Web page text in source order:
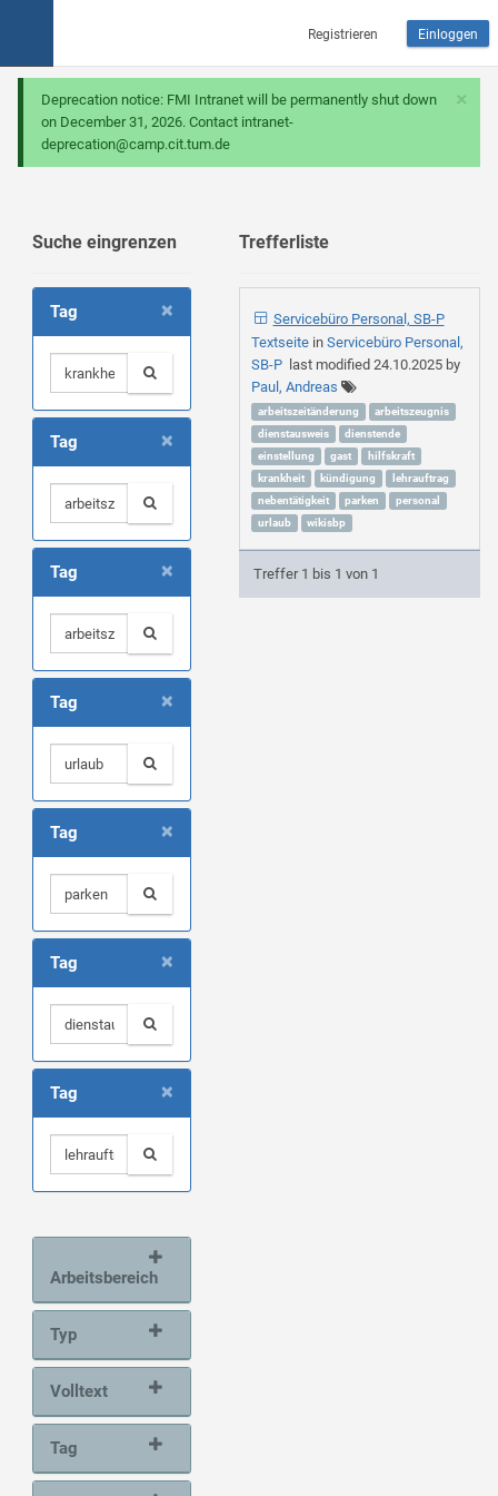
Registrieren Einloggen
×
Deprecation notice: FMI Intranet will be permanently shut down
on December 31, 2026. Contact intranet-
deprecation@camp.cit.tum.de
Suche eingrenzen
×
Tag
×
Tag
×
Tag
×
Tag
×
Tag
×
Tag
×
Tag
Arbeitsbereich
Typ
Volltext
Tag
Trefferliste
Servicebüro Personal, SB-P
Textseite in Servicebüro Personal,
SB-Plast modified 24.10.2025by
Paul, Andreas
arbeitszeitänderung
arbeitszeugnis
dienstausweis
dienstende
einstellung
gast
hilfskraft
krankheit
kündigung
lehrauftrag
nebentätigkeit
parken
personal
urlaub
wikisbp
Treffer 1 bis 1 von 1